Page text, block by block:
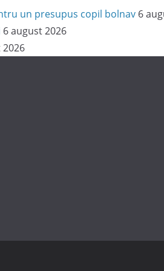
un presupus copil bolnav 6
6 august 2026
2026